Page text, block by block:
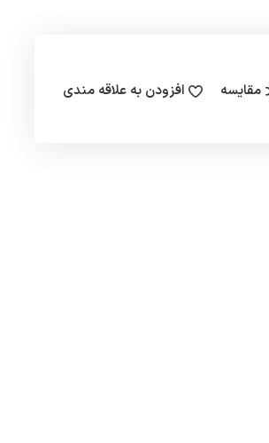
مقایسه افزودن به علاقه مندی